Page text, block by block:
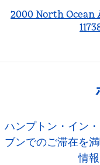
2000 North
ハンプトン・イン
ブンでのご滞在を
情